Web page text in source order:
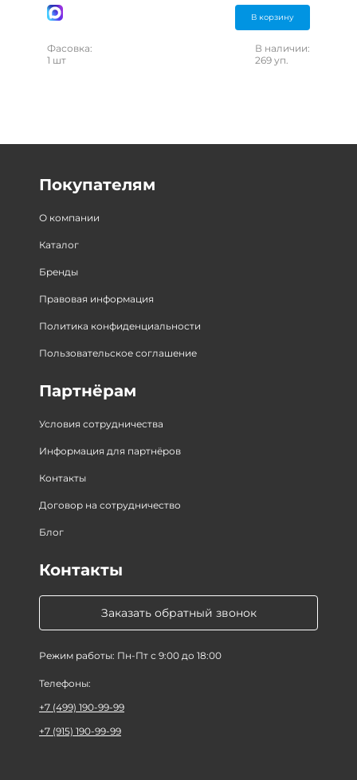
В корзину
Фасовка:
1 шт
В наличии:
269 уп.
Покупателям
О компании
Каталог
Бренды
Правовая информация
Политика конфиденциальности
Пользовательское соглашение
Партнёрам
Условия сотрудничества
Информация для партнёров
Контакты
Договор на сотрудничество
Блог
Заказать обратный звонок
Режим работы: Пн-Пт с 9:00 до 18:00
Контакты
Телефоны:
+7 (499) 190-99-99
+7 (915) 190-99-99